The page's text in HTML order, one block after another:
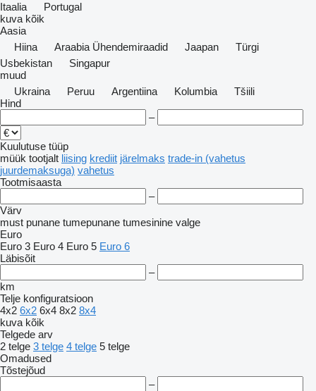
Itaalia
Portugal
kuva kõik
Aasia
Hiina
Araabia Ühendemiraadid Jaapan
Türgi
Usbekistan
Singapur
muud
Ukraina
Peruu Argentiina Kolumbia
Tšiili
Hind
–
Kuulutuse tüüp
müük tootjalt liising krediit järelmaks trade-in (vahetus
juurdemaksuga) vahetus
Tootmisaasta
–
Värv
must punane tumepunane tumesinine valge
Euro
Euro 3 Euro 4 Euro 5 Euro 6
Läbisõit
–
km
Telje konfiguratsioon
4x2 6x2 6x4 8x2 8x4
kuva kõik
Telgede arv
2 telge 3 telge 4 telge 5 telge
Omadused
Tõstejõud
–